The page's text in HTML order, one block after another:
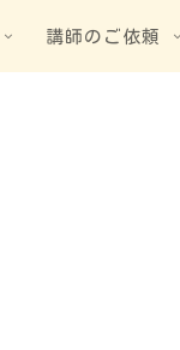
講師のご依頼